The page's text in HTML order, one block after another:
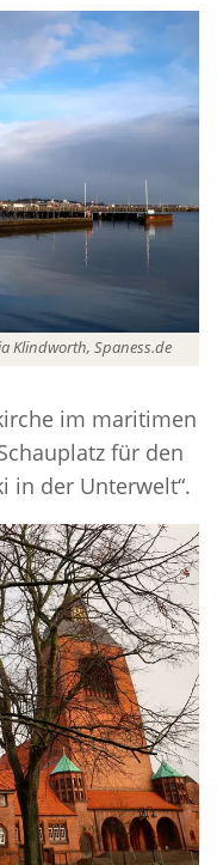
Klindworth, Spaness.de
im maritimen
für den
in der Unterwelt“.